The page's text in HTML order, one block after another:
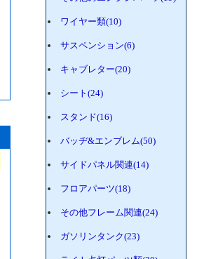
ワイヤー類(10)
サスペンション(6)
キャブレター(20)
シート(24)
スタンド(16)
バッヂ&エンブレム(50)
サイドパネル関連(14)
フロアパーツ(18)
その他フレーム関連(24)
ガソリンタンク(23)